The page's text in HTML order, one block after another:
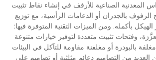
المعدنية الصناعية للأرفف في إنشاء نقاط تثبيت
بالجدران أو الدعامات الرأسية، مع توزيع
بأكمله. ومن الميزات التقنية المتوفرة فيها:
وفتحات تثبيت متعددة لتوفير خيارات متنوعة
بالبودرة أو مغلفنة مقاومة للتآكل في البيئات
العديد من التصاميم دعائم مثلثية أو تصاميم على